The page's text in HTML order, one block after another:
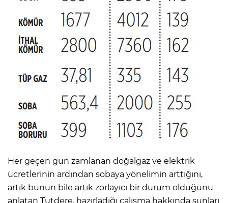
Her geçen gün zamlanan doğalgaz ve elektrik
ücretlerinin ardından sobaya yönelimin arttığını,
artık bunun bile artık zorlayıcı bir durum olduğunu
anlatan Tutdere, hazırladığı çalışma hakkında şunları